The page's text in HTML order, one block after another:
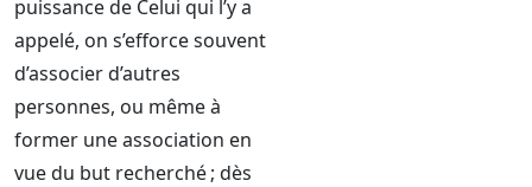
puissance de Celui qui l’y a
appelé, on s’efforce souvent
d’associer d’autres
personnes, ou même à
former une association en
vue du but recherché ; dès